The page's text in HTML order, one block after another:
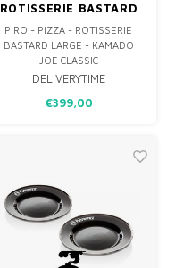
ROTISSERIE BASTARD
LARGE - KAMADO JOE
CLASSIC
PIRO - PIZZA - ROTISSERIE
BASTARD LARGE - KAMADO
JOE CLASSIC
DELIVERYTIME
€399,00